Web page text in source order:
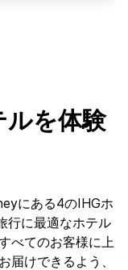
ルを体験
にある4のIHGホ
行に最適なホテル
べてのお客様に上
届けできるよう、